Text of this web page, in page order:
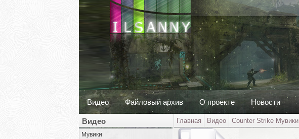
Видео Файловый архив О проекте Новости
Видео
Мувики
Главная Видео Counter Strike Мувики